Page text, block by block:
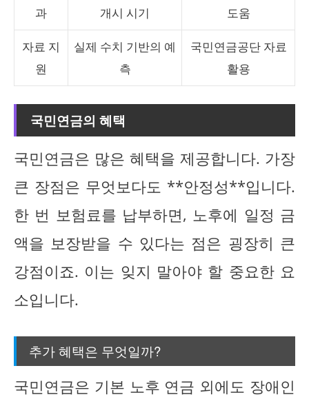
과
개시 시기
도움
자료 지
원
실제 수치 기반의 예
측
국민연금공단 자료
활용
국민연금의 혜택
국민연금은 많은 혜택을 제공합니다. 가장
큰 장점은 무엇보다도 **안정성**입니다.
한 번 보험료를 납부하면, 노후에 일정 금
액을 보장받을 수 있다는 점은 굉장히 큰
강점이죠. 이는 잊지 말아야 할 중요한 요
소입니다.
추가 혜택은 무엇일까?
국민연금은 기본 노후 연금 외에도 장애인